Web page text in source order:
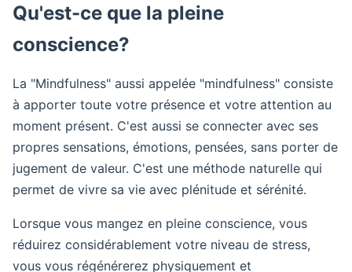
Qu'est-ce que la pleine
conscience?
La "Mindfulness" aussi appelée "mindfulness" consiste
à apporter toute votre présence et votre attention au
moment présent. C'est aussi se connecter avec ses
propres sensations, émotions, pensées, sans porter de
jugement de valeur. C'est une méthode naturelle qui
permet de vivre sa vie avec plénitude et sérénité.
Lorsque vous mangez en pleine conscience, vous
réduirez considérablement votre niveau de stress,
vous vous régénérerez physiquement et